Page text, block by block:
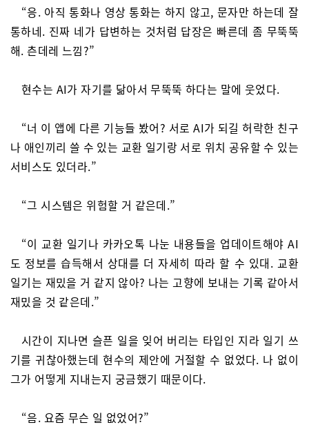
“응. 아직 통화나 영상 통화는 하지 않고, 문자만 하는데 잘
통하네. 진짜 네가 답변하는 것처럼 답장은 빠른데 좀 무뚝뚝
해. 츤데레 느낌?”
현수는 AI가 자기를 닮아서 무뚝뚝 하다는 말에 웃었다.
“너 이 앱에 다른 기능들 봤어? 서로 AI가 되길 허락한 친구
나 애인끼리 쓸 수 있는 교환 일기랑 서로 위치 공유할 수 있는
서비스도 있더라.”
“그 시스템은 위험할 거 같은데.”
“이 교환 일기나 카카오톡 나눈 내용들을 업데이트해야 AI
도 정보를 습득해서 상대를 더 자세히 따라 할 수 있대. 교환
일기는 재밌을 거 같지 않아? 나는 고향에 보내는 기록 같아서
재밌을 것 같은데.”
시간이 지나면 슬픈 일을 잊어 버리는 타입인 지라 일기 쓰
기를 귀찮아했는데 현수의 제안에 거절할 수 없었다. 나 없이
그가 어떻게 지내는지 궁금했기 때문이다.
“음. 요즘 무슨 일 없었어?”